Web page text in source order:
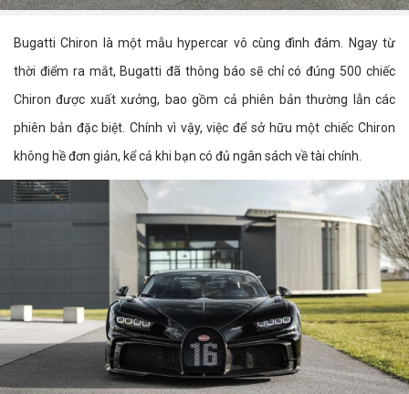
Bugatti Chiron là một mẫu hypercar vô cùng đình đám. Ngay từ
thời điểm ra mắt, Bugatti đã thông báo sẽ chỉ có đúng 500 chiếc
Chiron được xuất xưởng, bao gồm cả phiên bản thường lẫn các
phiên bản đặc biệt. Chính vì vậy, việc để sở hữu một chiếc Chiron
không hề đơn giản, kể cả khi bạn có đủ ngân sách về tài chính.